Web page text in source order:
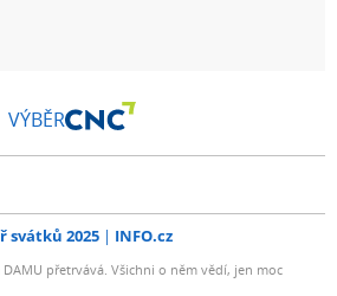
VÝBĚR
svátků 2025 INFO.cz
přetrvává. Všichni o něm vědí, jen moc